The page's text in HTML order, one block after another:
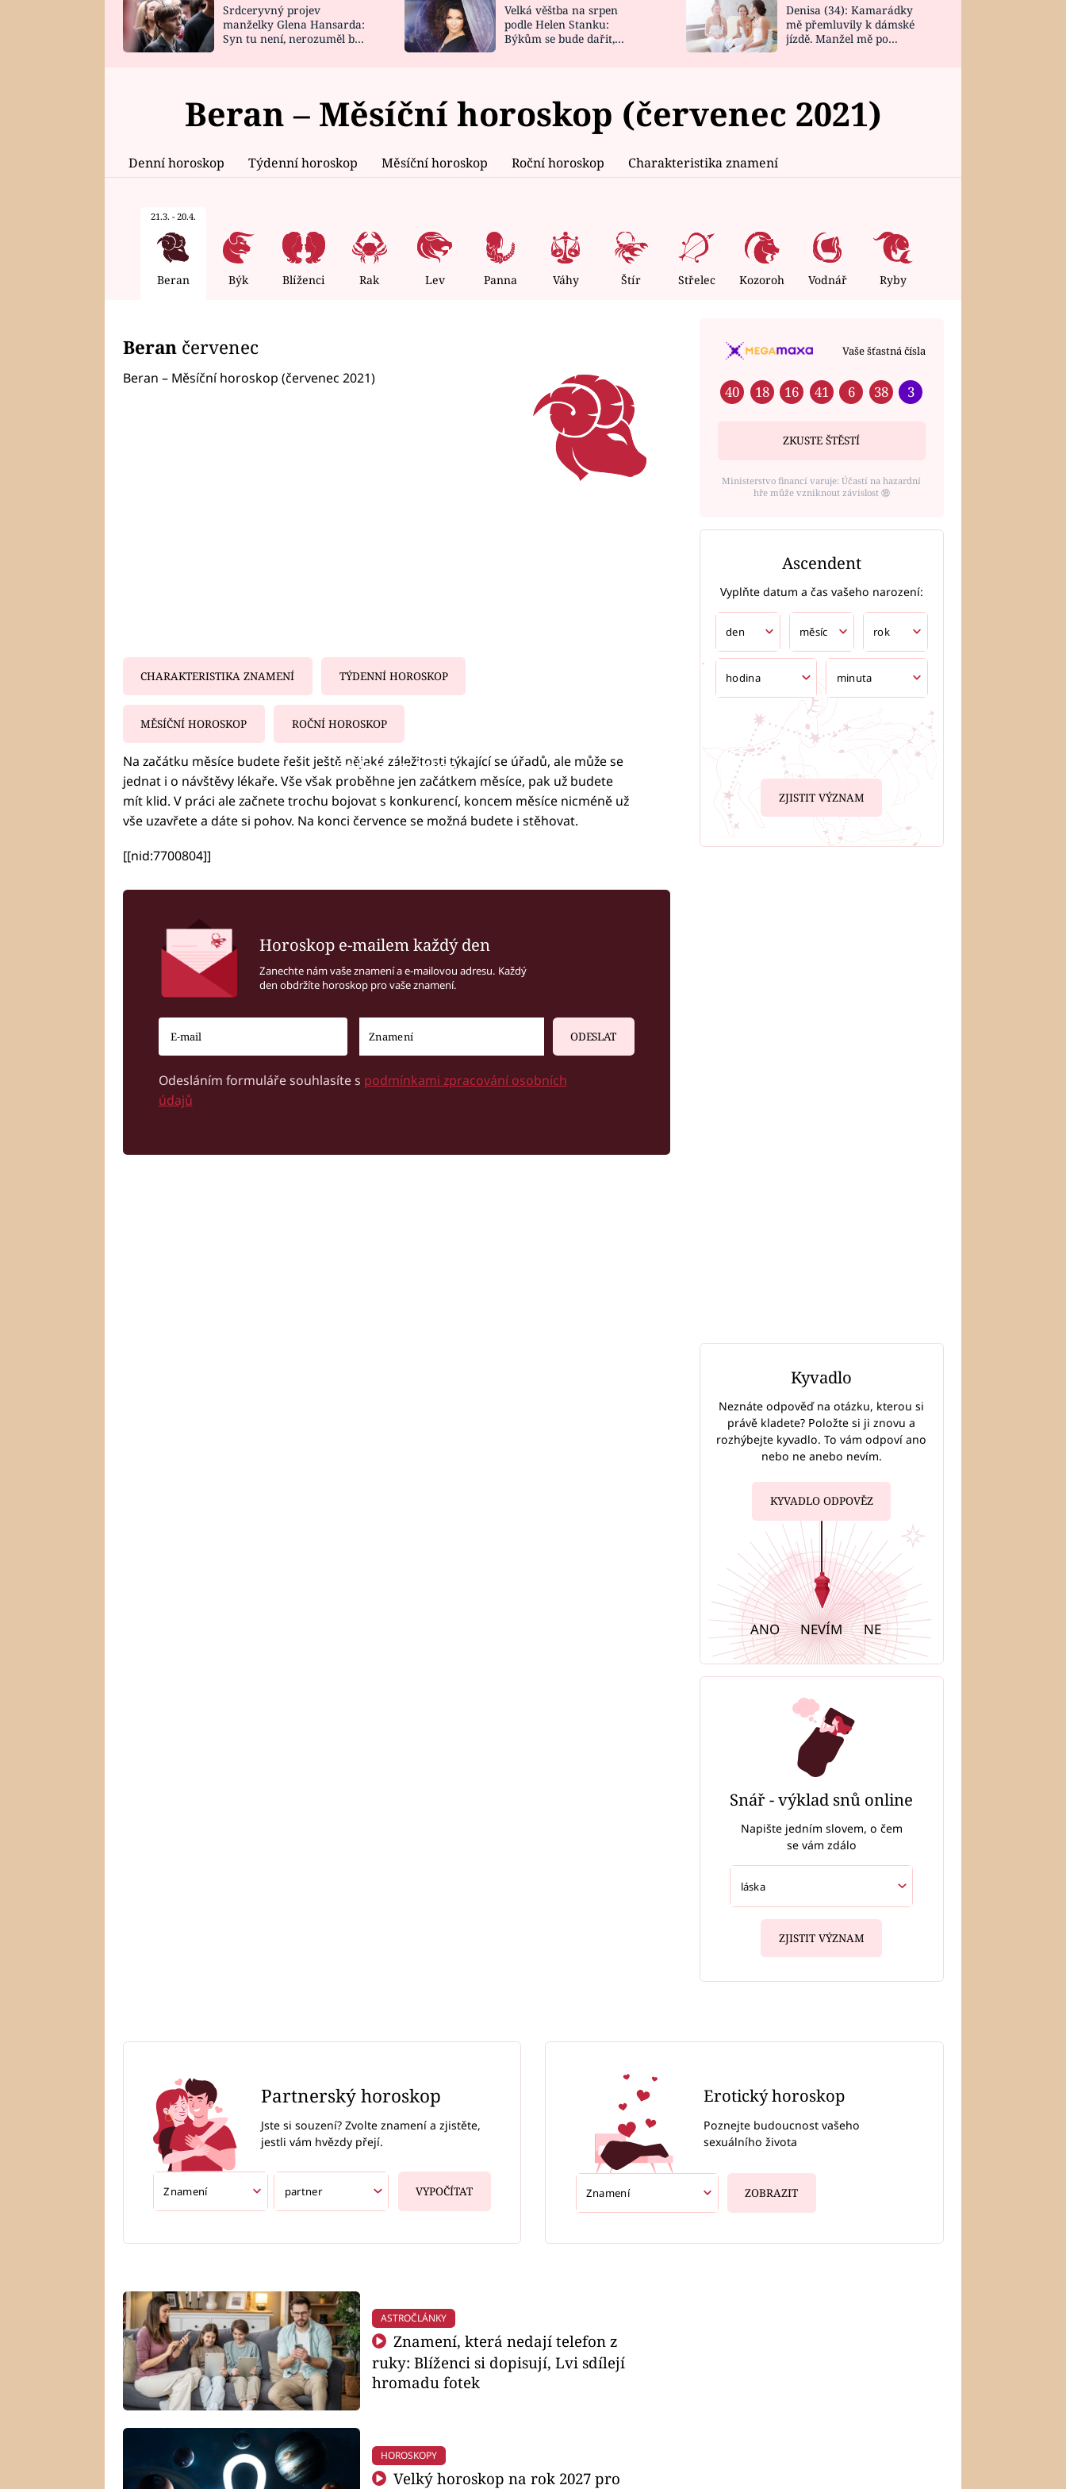
HOROSKOP NA
CELEBRITY
VAŘENÍ
NOVINKY
VIDEORECEPTY
DESIGN
Srdceryvný projev
manželky Glena Hansarda:
Syn tu není, nerozuměl by
Velká věštba na srpen
podle Helen Stanku:
Býkům se bude dařit,
Denisa (34): Kamarádky
mě přemluvily k dámské
jízdě. Manžel mě po
Beran – Měsíční horoskop (červenec 2021)
Denní horoskop Týdenní horoskop Měsíční horoskop Roční horoskop Charakteristika znamení
21.3. - 20.4.
Beran Býk Blíženci Rak Lev Panna Váhy Štír Střelec Kozoroh Vodnář Ryby
Beran červenec
Beran – Měsíční horoskop (červenec 2021)
CHARAKTERISTIKA ZNAMENÍ TÝDENNÍ HOROSKOP
MĚSÍČNÍ HOROSKOP ROČNÍ HOROSKOP
Failed to fetch
Na začátku měsíce budete řešit ještě nějaké záležitosti týkající se úřadů, ale může se
jednat i o návštěvy lékaře. Vše však proběhne jen začátkem měsíce, pak už budete
mít klid. V práci ale začnete trochu bojovat s konkurencí, koncem měsíce nicméně už
vše uzavřete a dáte si pohov. Na konci července se možná budete i stěhovat.
[[nid:7700804]]
Horoskop e-mailem každý den
Zanechte nám vaše znamení a e-mailovou adresu. Každý
den obdržíte horoskop pro vaše znamení.
ODESLAT
Odesláním formuláře souhlasíte s podmínkami zpracování osobních
údajů
Vaše šťastná čísla
40 18 16 41 6 38 3
ZKUSTE ŠTĚSTÍ
Ministerstvo financí varuje: Účastí na hazardní
hře může vzniknout závislost ⑱
Ascendent
Vyplňte datum a čas vašeho narození:
ZJISTIT VÝZNAM
Kyvadlo
Neznáte odpověď na otázku, kterou si
právě kladete? Položte si ji znovu a
rozhýbejte kyvadlo. To vám odpoví ano
nebo ne anebo nevím.
KYVADLO ODPOVĚZ
ANO NEVÍM NE
Snář - výklad snů online
Napište jedním slovem, o čem
se vám zdálo
ZJISTIT VÝZNAM
Partnerský horoskop
Jste si souzení? Zvolte znamení a zjistěte,
jestli vám hvězdy přejí.
VYPOČÍTAT
Erotický horoskop
Poznejte budoucnost vašeho
sexuálního života
ZOBRAZIT
ASTROČLÁNKY
Znamení, která nedají telefon z
ruky: Blíženci si dopisují, Lvi sdílejí
hromadu fotek
HOROSKOPY
Velký horoskop na rok 2027 pro